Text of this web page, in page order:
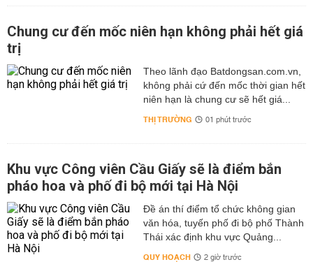
Chung cư đến mốc niên hạn không phải hết giá
trị
Theo lãnh đạo Batdongsan.com.vn,
không phải cứ đến mốc thời gian hết
niên hạn là chung cư sẽ hết giá...
THỊ TRƯỜNG 01 phút trước
Khu vực Công viên Cầu Giấy sẽ là điểm bắn
pháo hoa và phố đi bộ mới tại Hà Nội
Đề án thí điểm tổ chức không gian
văn hóa, tuyến phố đi bộ phố Thành
Thái xác định khu vực Quảng...
QUY HOẠCH 2 giờ trước